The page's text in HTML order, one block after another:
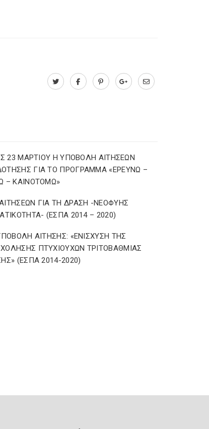
23 ΜΑΡΤΙΟΥ Η ΥΠΟΒΟΛΗ ΑΙΤΗΣΕΩΝ
ΓΙΑ ΤΟ ΠΡΟΓΡΑΜΜΑ «ΕΡΕΥΝΩ –
– ΚΑΙΝΟΤΟΜΩ»
ΓΙΑ ΤΗ ΔΡΑΣΗ -ΝΕΟΦΥΗΣ
(ΕΣΠΑ 2014 – 2020)
ΑΙΤΗΣΗΣ: «ΕΝΙΣΧΥΣΗ ΤΗΣ
ΠΤΥΧΙΟΥΧΩΝ ΤΡΙΤΟΒΑΘΜΙΑΣ
(ΕΣΠΑ 2014-2020)